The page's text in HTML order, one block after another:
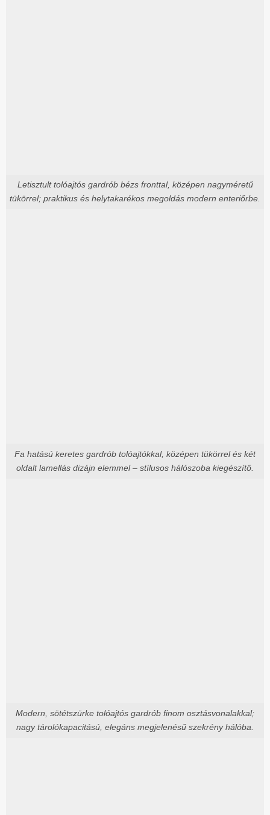
Letisztult tolóajtós gardrób bézs fronttal, középen nagyméretű
tükörrel; praktikus és helytakarékos megoldás modern enteriőrbe.
Fa hatású keretes gardrób tolóajtókkal, középen tükörrel és két
oldalt lamellás dizájn elemmel – stílusos hálószoba kiegészítő.
Modern, sötétszürke tolóajtós gardrób finom osztásvonalakkal;
nagy tárolókapacitású, elegáns megjelenésű szekrény hálóba.